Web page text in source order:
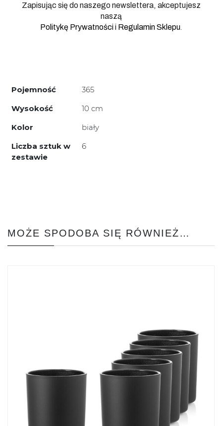
Zapisując się do naszego newslettera, akceptujesz
naszą
Politykę Prywatnościi Regulamin Sklepu
Pojemność
365
Wysokość
10 cm
Kolor
biały
Liczba sztuk w
zestawie
6
MOŻE SPODOBA SIĘ RÓWNIEŻ…